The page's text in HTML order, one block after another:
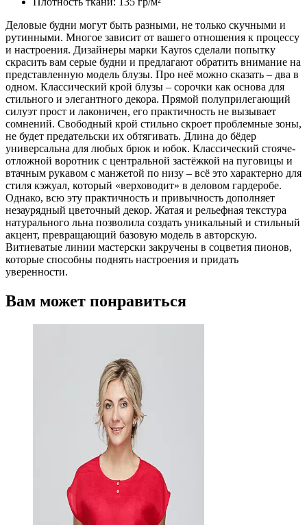
Деловые будни могут быть разными, не только скучными и
рутинными. Многое зависит от вашего отношения к процессу
и настроения. Дизайнеры марки Kayros сделали попытку
скрасить вам серые будни и предлагают обратить внимание на
представленную модель блузы. Про неё можно сказать – два в
одном. Классический крой блузы – сорочки как основа для
стильного и элегантного декора. Прямой полуприлегающий
силуэт прост и лаконичен, его практичность не вызывает
сомнений. Свободный крой стильно скроет проблемные зоны,
не будет предательски их обтягивать. Длина до бёдер
универсальна для любых брюк и юбок. Классический стояче-
отложной воротник с центральной застёжкой на пуговицы и
втачным рукавом с манжетой по низу – всё это характерно для
стиля кэжуал, который «верховодит» в деловом гардеробе.
Однако, всю эту практичность и привычность дополняет
незаурядный цветочный декор. Жатая и рельефная текстура
натурального льна позволила создать уникальный и стильный
акцент, превращающий базовую модель в авторскую.
Витиеватые линии мастерски закручены в соцветия пионов,
которые способны поднять настроения и придать
уверенности.
Вам может понравиться